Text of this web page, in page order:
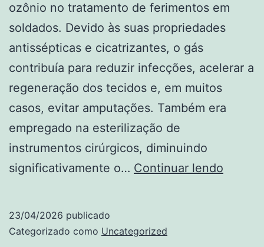
ozônio no tratamento de ferimentos em
soldados. Devido às suas propriedades
antissépticas e cicatrizantes, o gás
contribuía para reduzir infecções, acelerar a
regeneração dos tecidos e, em muitos
casos, evitar amputações. Também era
empregado na esterilização de
instrumentos cirúrgicos, diminuindo
significativamente o… Continuar lendo
23/04/2026 publicado
Categorizado como Uncategorized